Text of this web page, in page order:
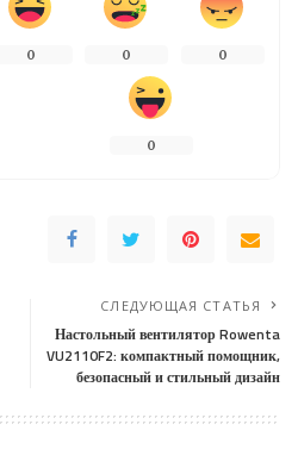
0 0 0
0
СЛЕДУЮЩАЯ СТАТЬЯ
Настольный вентилятор Rowenta
VU2110F2: компактный помощник,
безопасный и стильный дизайн